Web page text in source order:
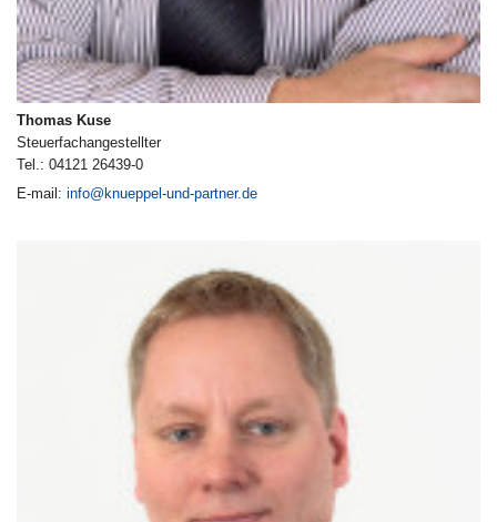
Thomas Kuse
Steuerfachangestellter
Tel.: 04121 26439-0
E-mail: info@knueppel-und-partner.de